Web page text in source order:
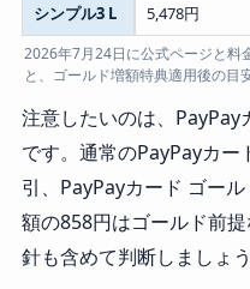
シンプル3 L 5,478円
2026年7月24日に公式ページと料
と、ゴールド増額特典適用後の目安
注意したいのは、PayPay
です。通常のPayPayカ
引、PayPayカード ゴー
額の858円はゴールド前
針も含めて判断しましょう